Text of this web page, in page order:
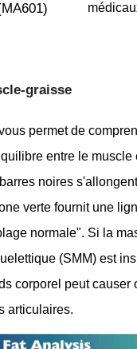
graisse
permet de
entre le muscle
noires
verte fournit une
normale". Si la
(SMM) est
corporel peut causer
articulaires.